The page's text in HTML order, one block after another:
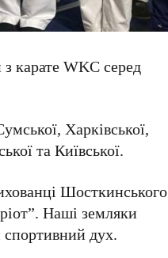
карате WKC серед
Харківської,
та Київської.
Шосткинського
Наші земляки
спортивний дух.